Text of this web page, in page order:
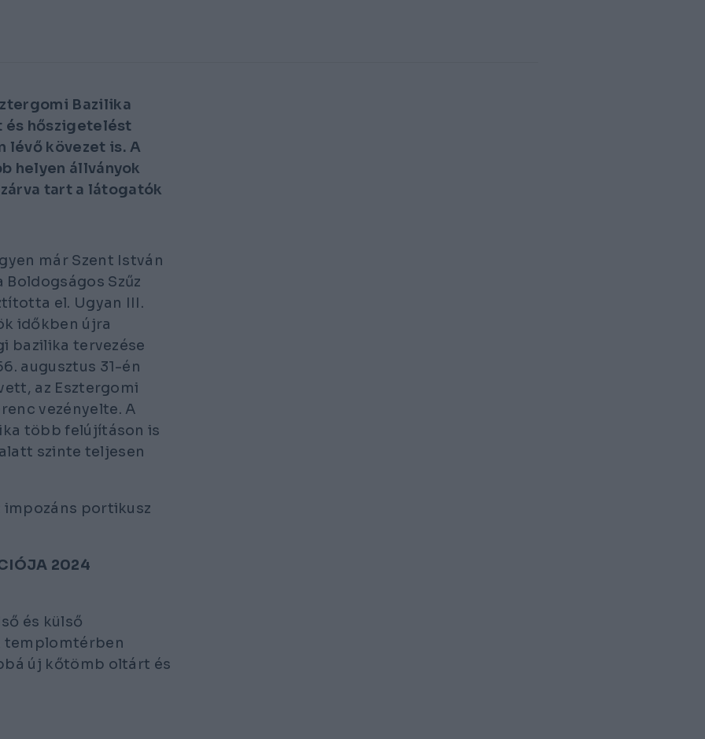
Bazilika
és hőszigetelést
lévő kövezet is. A
helyen állványok
tart a látogatók
már Szent István
Szűz
el. Ugyan III.
időkben újra
bazilika tervezése
augusztus 31-én
az Esztergomi
vezényelte. A
több felújításon is
szinte teljesen
impozáns portikusz
2024
és külső
templomtérben
új kőtömb oltárt és